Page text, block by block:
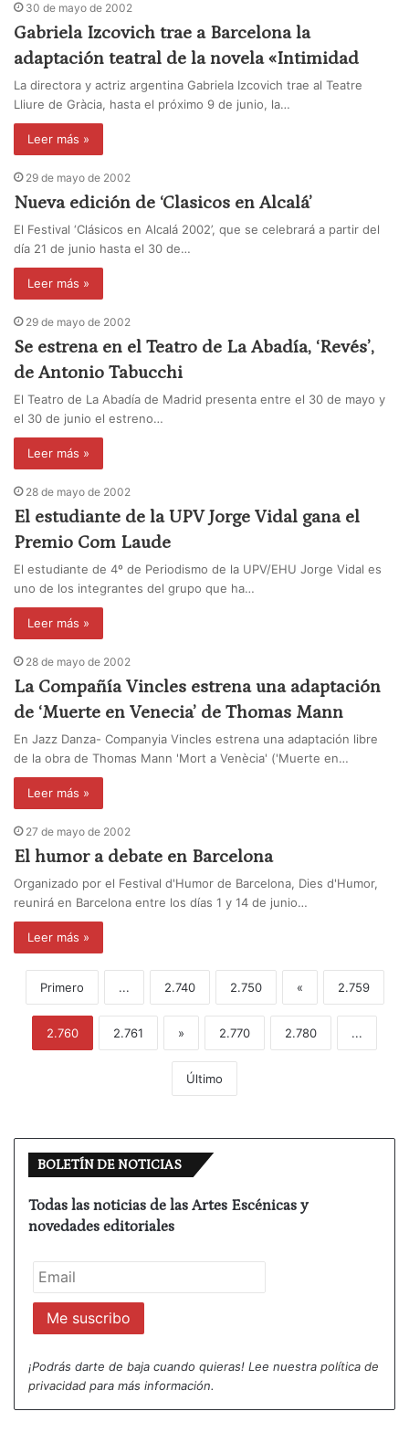
30 de mayo de 2002
Gabriela Izcovich trae a Barcelona la
adaptación teatral de la novela «Intimidad
La directora y actriz argentina Gabriela Izcovich trae al Teatre
Lliure de Gràcia, hasta el próximo 9 de junio, la…
Leer más »
29 de mayo de 2002
Nueva edición de ‘Clasicos en Alcalá’
El Festival ‘Clásicos en Alcalá 2002’, que se celebrará a partir del
día 21 de junio hasta el 30 de…
Leer más »
29 de mayo de 2002
Se estrena en el Teatro de La Abadía, ‘Revés’,
de Antonio Tabucchi
El Teatro de La Abadía de Madrid presenta entre el 30 de mayo y
el 30 de junio el estreno…
Leer más »
28 de mayo de 2002
El estudiante de la UPV Jorge Vidal gana el
Premio Com Laude
El estudiante de 4º de Periodismo de la UPV/EHU Jorge Vidal es
uno de los integrantes del grupo que ha…
Leer más »
28 de mayo de 2002
La Compañía Vincles estrena una adaptación
de ‘Muerte en Venecia’ de Thomas Mann
En Jazz Danza- Companyia Vincles estrena una adaptación libre
de la obra de Thomas Mann 'Mort a Venècia' ('Muerte en…
Leer más »
27 de mayo de 2002
El humor a debate en Barcelona
Organizado por el Festival d'Humor de Barcelona, Dies d'Humor,
reunirá en Barcelona entre los días 1 y 14 de junio…
Leer más »
Primero ... 2.740 2.750 « 2.759
2.760 2.761 » 2.770 2.780 ...
Último
BOLETÍN DE NOTICIAS
Todas las noticias de las Artes Escénicas y
novedades editoriales
¡Podrás darte de baja cuando quieras! Lee nuestra política de
privacidad para más información.